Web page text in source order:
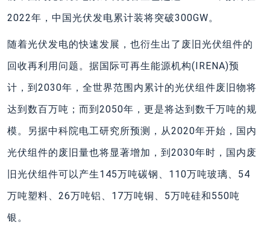
2022年，中国光伏发电累计装将突破300GW。
随着光伏发电的快速发展，也衍生出了废旧光伏组件的
回收再利用问题。据国际可再生能源机构(IRENA)预
计，到2030年，全世界范围内累计的光伏组件废旧物将
达到数百万吨；而到2050年，更是将达到数千万吨的规
模。另据中科院电工研究所预测，从2020年开始，国内
光伏组件的废旧量也将显著增加，到2030年时，国内废
旧光伏组件可以产生145万吨碳钢、110万吨玻璃、54
万吨塑料、26万吨铝、17万吨铜、5万吨硅和550吨
银。